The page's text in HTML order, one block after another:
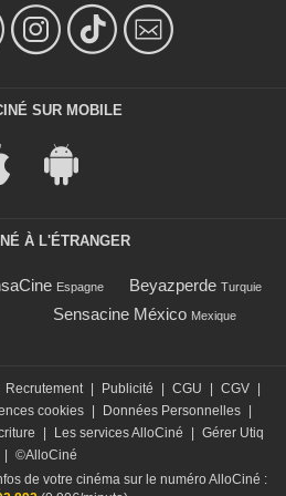
SUR MOBILE
À L'ÉTRANGER
Espagne Beyazperde Turquie
Sensacine México Mexique
Recrutement Publicité CGU CGV
cookies Données Personnelles
Les services AlloCiné
Gérer Utiq
©AlloCiné
de votre cinéma sur le numéro AlloCiné :